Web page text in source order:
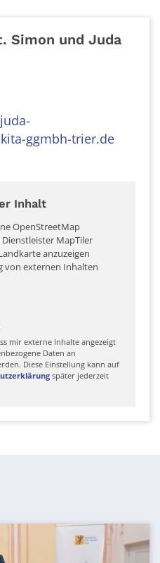
Simon und Juda
ggmbh-trier.de
Inhalt
OpenStreetMap
MapTiler
anzuzeigen
von externen Inhalten
mir externe Inhalte angezeigt
Daten an
Diese Einstellung kann auf
später jederzeit